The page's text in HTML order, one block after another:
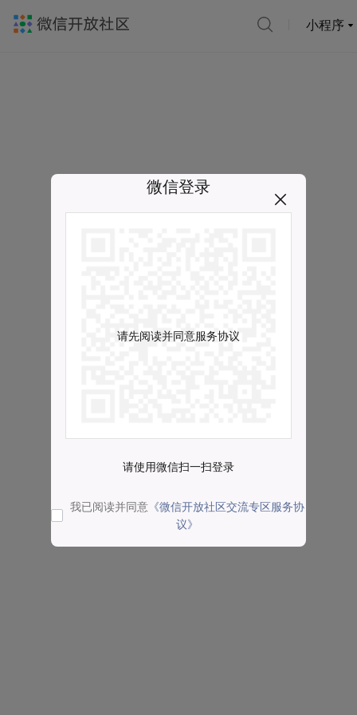
小程序
微信登录
请先阅读并同意服务协议
请使用微信扫一扫登录
我已阅读并同意 《微信开放社区交流专区服务协
议》